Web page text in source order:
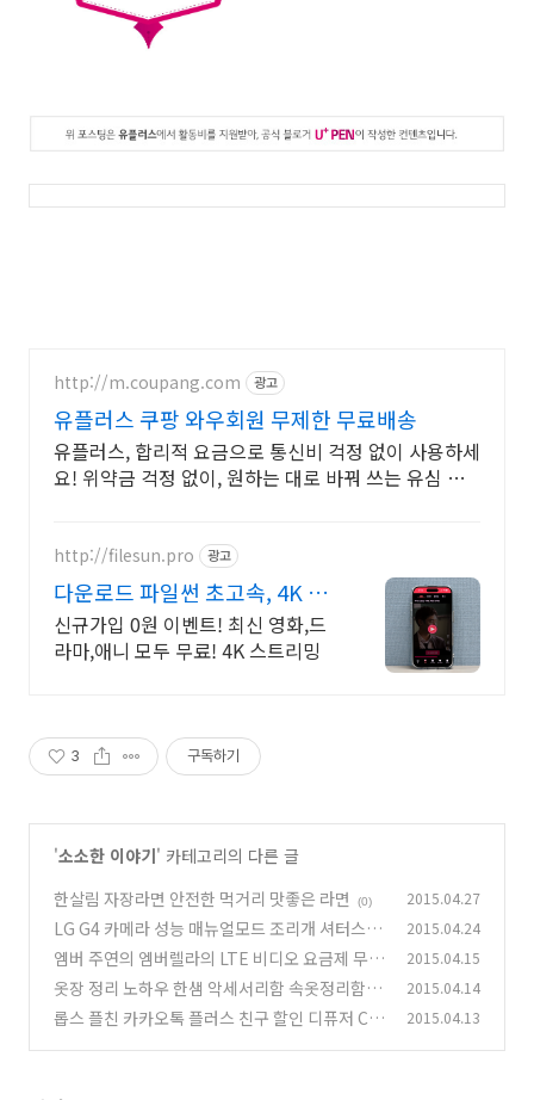
http://m.coupang.com 광고
유플러스 쿠팡 와우회원 무제한 무료배송
유플러스, 합리적 요금으로 통신비 걱정 없이 사용하세
요! 위약금 걱정 없이, 원하는 대로 바꿔 쓰는 유심 쿠
http://filesun.pro 광고
다운로드 파일썬 초고속, 4K 실
시간 보기!
신규가입 0원 이벤트! 최신 영화,드
라마,애니 모두 무료! 4K 스트리밍
3 구독하기
'소소한 이야기' 카테고리의 다른 글
한살림 자장라면 안전한 먹거리 맛좋은 라면
(0) 2015.04.27
LG G4 카메라 성능 매뉴얼모드 조리개 셔터스피
드 조절
(2)
2015.04.24
엠버 주연의 엠버렐라의 LTE 비디오 요금제 무엇
인가
(3)
2015.04.15
옷장 정리 노하우 한샘 악세서리함 속옷정리함
(2)
2015.04.14
롭스 플친 카카오톡 플러스 친구 할인 디퓨저 CC
2015.04.13